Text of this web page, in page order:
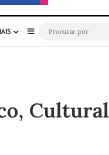
Barra Lateral
Cultural